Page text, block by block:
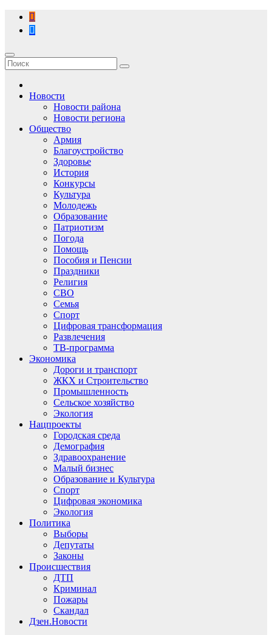
Перейти
содержимому
Новости
Новости района
Новости региона
Общество
Армия
Благоустройство
Здоровье
История
Конкурсы
Культура
Молодежь
Образование
Патриотизм
Погода
Помощь
Пособия и Пенсии
Праздники
Религия
СВО
Семья
Спорт
Цифровая трансформация
Развлечения
ТВ-программа
Экономика
Дороги и транспорт
ЖКХ и Строительство
Промышленность
Сельское хозяйство
Экология
Нацпроекты
Городская среда
Демография
Здравоохранение
Малый бизнес
Образование и Культура
Спорт
Цифровая экономика
Экология
Политика
Выборы
Депутаты
Законы
Происшествия
ДТП
Криминал
Пожары
Скандал
Дзен.Новости